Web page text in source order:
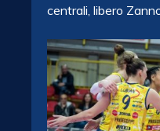
centrali, libero